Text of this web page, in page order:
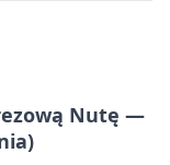
Nutę —